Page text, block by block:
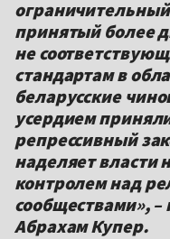
принятый более
не
стандартам в
беларусские
усердием
репрессивный
наделяет власти
контролем над
сообществами», –
Абрахам Купер.